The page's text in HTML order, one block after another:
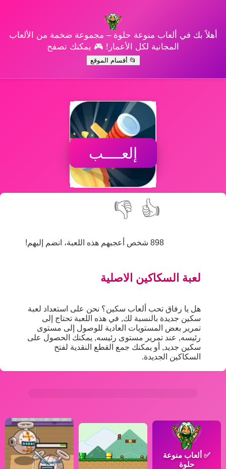
أهلاً بك في ألعاب منوعة حلوة – مجموعة ضخمة من الألعاب
المجانية لكل الأعمار! 🎮 يمكنك تصفح
📂 أقسام الموقع
إلعــــب
👍
👎
898 شخص أعجبهم هذه اللعبة، انضم إليهم!
لعبة السكاكين الاصلية
هل يا رفاق تحب ألعاب سكين؟ نحن على استعداد لعبة
سكين جديدة بالنسبة لك, في هذه اللعبة تحتاج إلى
تمرير بعض المستويات العادية للوصول إلى مستوى
رئيسه, عند تمرير مستوى رئيسه, يمكنك الحصول على
سكين جديد, أو يمكنك جمع القطع النقدية لفتح
السكاكين الجديدة.
✅ ألعاب منوعة
حلوة